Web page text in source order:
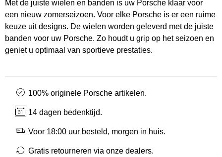
Meer Porsche
Porsche informatie
Met de juiste wielen en banden is uw Porsche klaar voor
een nieuw zomerseizoen. Voor elke Porsche is er een ruime
keuze uit designs. De wielen worden geleverd met de juiste
banden voor uw Porsche. Zo houdt u grip op het seizoen en
geniet u optimaal van sportieve prestaties.
100% originele Porsche artikelen.
14 dagen bedenktijd.
Voor 18:00 uur besteld, morgen in huis.
Gratis retourneren via onze dealers.